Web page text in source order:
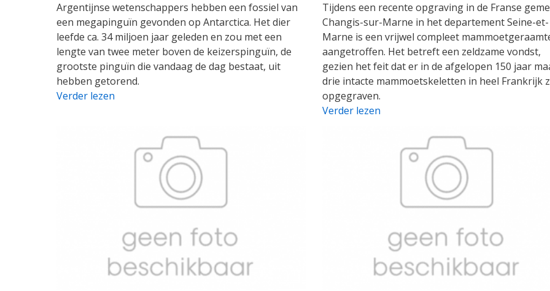
Argentijnse wetenschappers hebben een fossiel van
een megapinguïn gevonden op Antarctica. Het dier
leefde ca. 34 miljoen jaar geleden en zou met een
lengte van twee meter boven de keizerspinguïn, de
grootste pinguïn die vandaag de dag bestaat, uit
hebben getorend.
Verder lezen
Tijdens een recente opgraving in de Franse
Changis-sur-Marne in het departement Seine-et-
Marne is een vrijwel compleet
aangetroffen. Het betreft een zeldzame vondst,
gezien het feit dat er in de afgelopen 150 jaar
drie intacte mammoetskeletten in heel Frankrijk
opgegraven.
Verder lezen